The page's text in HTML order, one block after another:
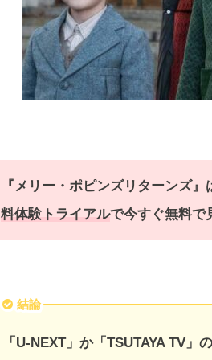
『 メリー・ポピンズリターンズ』
料体験トライアルで今すぐ無料で
結論
「U-NEXT」か「TSUTAYA TV